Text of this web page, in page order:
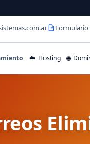
☁️ Hosting 🌐